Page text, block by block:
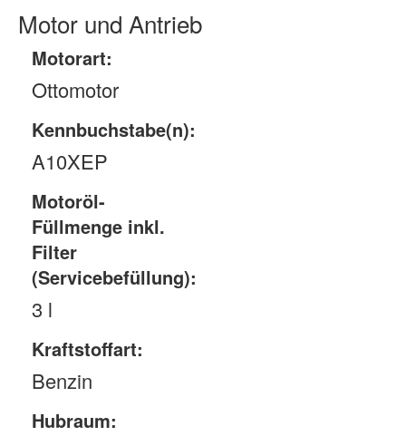
Motor und Antrieb
Motorart:
Ottomotor
Kennbuchstabe(n):
A10XEP
Motoröl-
Füllmenge inkl.
Filter
(Servicebefüllung):
3 l
Kraftstoffart:
Benzin
Hubraum: